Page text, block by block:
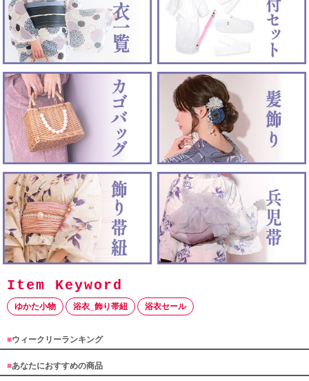
ゆかた小物 浴衣_飾り帯紐 浴衣セール
■ウィークリーランキング
■あなたにおすすめの商品